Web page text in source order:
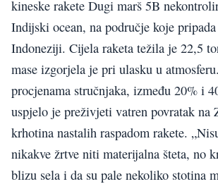
kineske rakete Dugi marš 5B
Indijski ocean, na područje koje
Indoneziji. Cijela raketa težila je 22,5
mase izgorjela je pri ulasku u
procjenama stručnjaka, između 20% i
uspjelo je preživjeti vatren povratak na
krhotina nastalih raspadom rakete.
nikakve žrtve niti materijalna šteta, no
blizu sela i da su pale nekoliko stotina